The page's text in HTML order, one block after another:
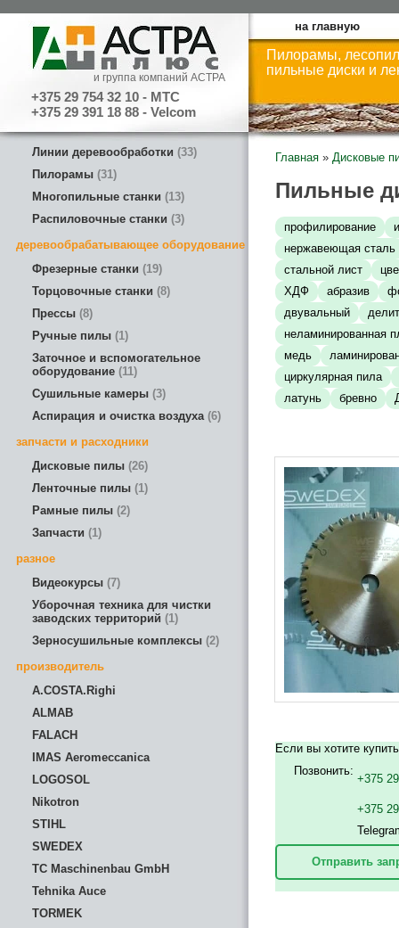
и группа компаний АСТРА
+375 29 754 32 10 - МТС
+375 29 391 18 88 - Velcom
на главную
Пилорамы,
пильные диски и
Линии деревообработки 33
Пилорамы 31
Многопильные станки
13
Распиловочные станки 3
деревообрабатывающее оборудование
Фрезерные станки
19
Торцовочные станки 8
Прессы 8
Ручные пилы 1
Заточное и вспомогательное
оборудование 11
Сушильные камеры 3
Аспирация и очистка воздуха 6
запчасти и расходники
Дисковые пилы 26
Ленточные пилы 1
Рамные пилы 2
Запчасти
1
разное
Видеокурсы 7
Уборочная техника для чистки
заводских территорий
1
Зерносушильные комплексы 2
производитель
A.COSTA.Righi
ALMAB
FALACH
IMAS Aeromeccanica
LOGOSOL
Nikotron
STIHL
SWEDEX
TC Maschinenbau GmbH
Tehnika Auce
TORMEK
Главная » Дисковые
Пильные
профилирование
нержавеющая сталь
стальной лист
ХДФ
абразив
двувальный
неламинированная
медь
циркулярная пила
латунь
бревно
Если вы хотите
Позвонить:
+375
+375
Отправить